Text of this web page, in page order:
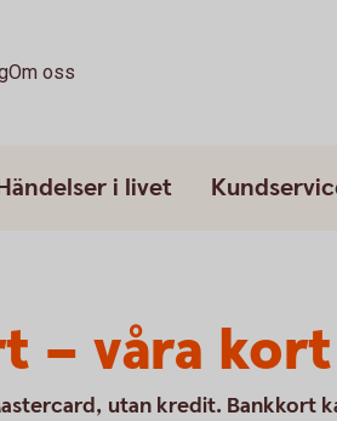
Om oss
i livet
– våra
utan kredit. Bankkort